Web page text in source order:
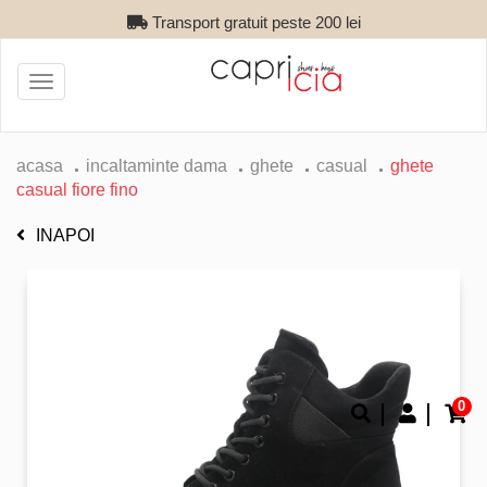
Transport gratuit peste 200 lei
0
Toggle
navigation
acasa incaltaminte dama ghete casual
ghete
casual fiore fino
INAPOI